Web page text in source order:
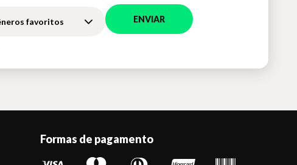
favoritos ENVIAR
Formas de pagamento